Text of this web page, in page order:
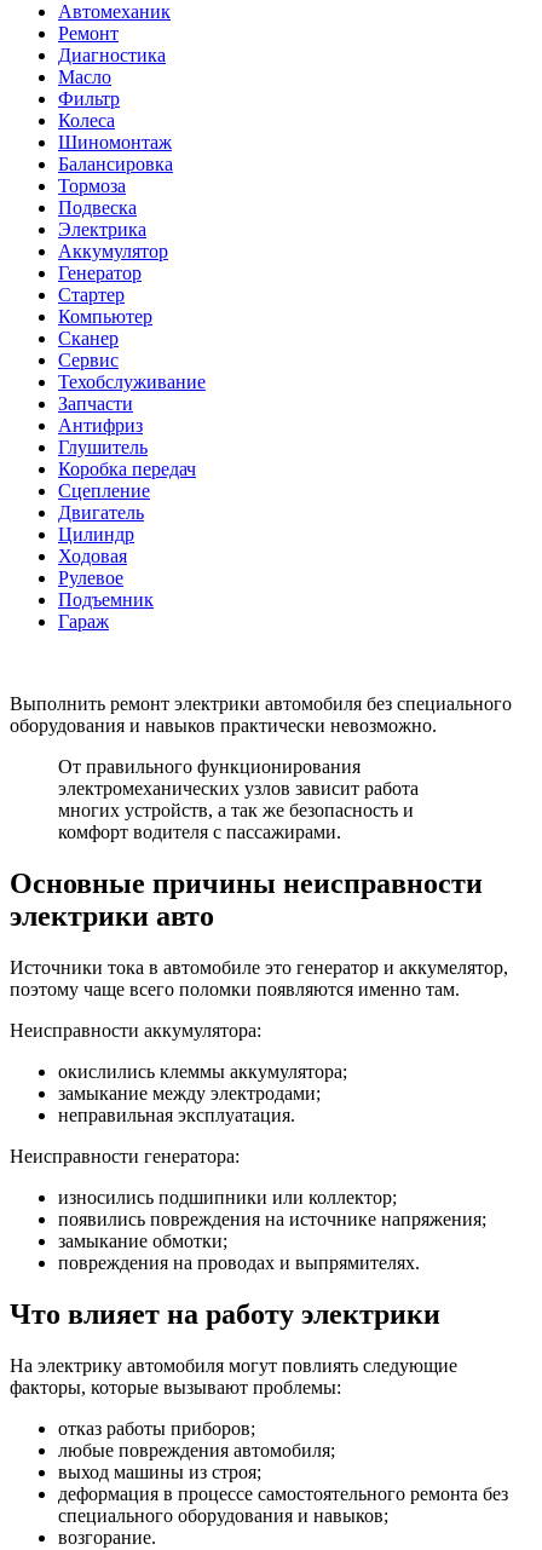
Автомеханик
Ремонт
Диагностика
Масло
Фильтр
Колеса
Шиномонтаж
Балансировка
Тормоза
Подвеска
Электрика
Аккумулятор
Генератор
Стартер
Компьютер
Сканер
Сервис
Техобслуживание
Запчасти
Антифриз
Глушитель
Коробка передач
Сцепление
Двигатель
Цилиндр
Ходовая
Рулевое
Подъемник
Гараж
Выполнить ремонт электрики автомобиля без специального
оборудования и навыков практически невозможно.
От правильного функционирования
электромеханических узлов зависит работа
многих устройств, а так же безопасность и
комфорт водителя с пассажирами.
Основные причины неисправности
электрики авто
Источники тока в автомобиле это генератор и аккумелятор,
поэтому чаще всего поломки появляются именно там.
Неисправности аккумулятора:
окислились клеммы аккумулятора;
замыкание между электродами;
неправильная эксплуатация.
Неисправности генератора:
износились подшипники или коллектор;
появились повреждения на источнике напряжения;
замыкание обмотки;
повреждения на проводах и выпрямителях.
Что влияет на работу электрики
На электрику автомобиля могут повлиять следующие
факторы, которые вызывают проблемы:
отказ работы приборов;
любые повреждения автомобиля;
выход машины из строя;
деформация в процессе самостоятельного ремонта без
специального оборудования и навыков;
возгорание.